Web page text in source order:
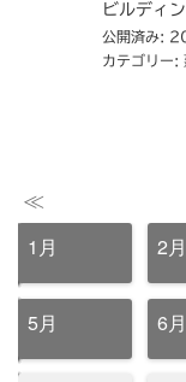
ビルディ
公開済み:
カテゴリー:
≪
1月 2月
5月 6月